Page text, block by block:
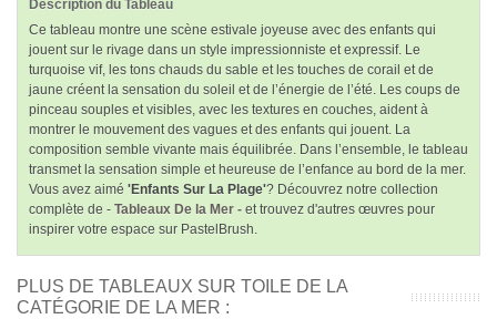
Description du Tableau
Ce tableau montre une scène estivale joyeuse avec des enfants qui
jouent sur le rivage dans un style impressionniste et expressif. Le
turquoise vif, les tons chauds du sable et les touches de corail et de
jaune créent la sensation du soleil et de l’énergie de l’été. Les coups de
pinceau souples et visibles, avec les textures en couches, aident à
montrer le mouvement des vagues et des enfants qui jouent. La
composition semble vivante mais équilibrée. Dans l’ensemble, le tableau
transmet la sensation simple et heureuse de l’enfance au bord de la mer.
Vous avez aimé 'Enfants Sur La Plage'? Découvrez notre collection
complète de - Tableaux De la Mer - et trouvez d'autres œuvres pour
inspirer votre espace sur PastelBrush.
PLUS DE TABLEAUX SUR TOILE DE LA
CATÉGORIE DE LA MER :